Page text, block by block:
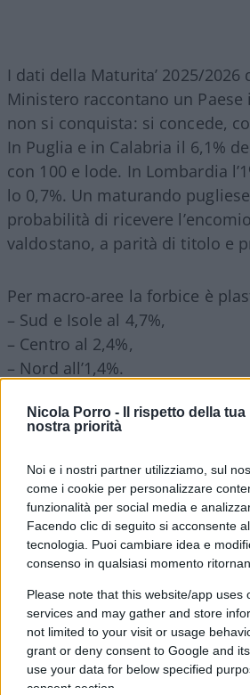
Nicola Porro -
Il rispetto della
nostra priorità
Noi e i nostri partner utilizziamo, sul
come i cookie per personalizzare
funzionalità per social media e
Facendo clic di seguito si acconsente
tecnologia. Puoi cambiare idea e
consenso in qualsiasi momento
Please note that this website/app uses
services and may gather and store
not limited to your visit or usage
grant or deny consent to Google and
use your data for below specified
consent section.
I dati della Maturita’ 2025/2026
Ministero raccontano un Paese
non si conquista: si concede,
In Puglia e in Calabria il 6,1%
con 100 e lode. In Lombardia
lo 0,7%. Un maturando
probabilità di ricevere
valdostano, a parità di titolo e
Per macro-aree la forbice è
– Sud e Isole al 4,7%,
– Centro al 2,4%,
– Nord all’1,4%.
Non e’ un’oscillazione